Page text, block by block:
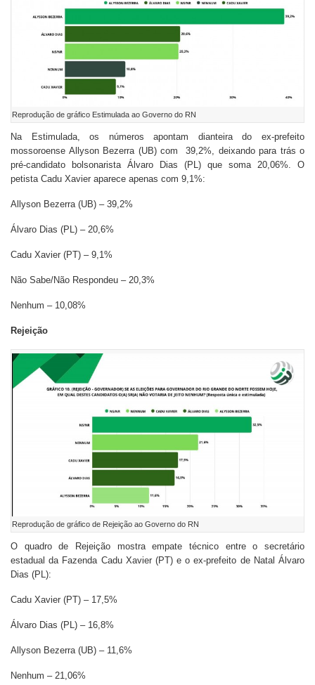
Reprodução de gráfico Estimulada ao Governo do RN
Na Estimulada, os números apontam dianteira do ex-prefeito
mossoroense Allyson Bezerra (UB) com 39,2%, deixando para trás o
pré-candidato bolsonarista Álvaro Dias (PL) que soma 20,06%. O
petista Cadu Xavier aparece apenas com 9,1%:
Allyson Bezerra (UB) – 39,2%
Álvaro Dias (PL) – 20,6%
Cadu Xavier (PT) – 9,1%
Não Sabe/Não Respondeu – 20,3%
Nenhum – 10,08%
Rejeição
Reprodução de gráfico de Rejeição ao Governo do RN
O quadro de Rejeição mostra empate técnico entre o secretário
estadual da Fazenda Cadu Xavier (PT) e o ex-prefeito de Natal Álvaro
Dias (PL):
Cadu Xavier (PT) – 17,5%
Álvaro Dias (PL) – 16,8%
Allyson Bezerra (UB) – 11,6%
Nenhum – 21,06%